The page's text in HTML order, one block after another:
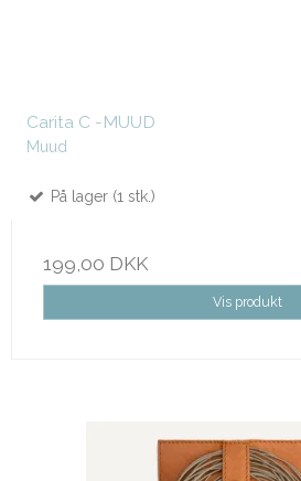
Carita C -MUUD
Muud
På lager (1 stk.)
199,00 DKK
Vis produkt